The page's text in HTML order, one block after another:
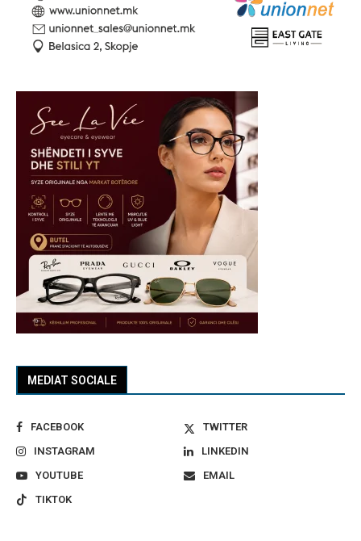
MEDIAT SOCIALE
FACEBOOK
TWITTER
INSTAGRAM
LINKEDIN
YOUTUBE
EMAIL
TIKTOK